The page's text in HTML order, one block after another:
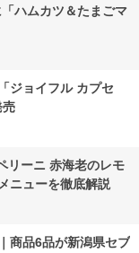
ハムカツ＆たまごマ
ジョイフル カプセ
売
リーニ 赤海老のレモ
ニューを徹底解説
商品6品が新潟県セブ